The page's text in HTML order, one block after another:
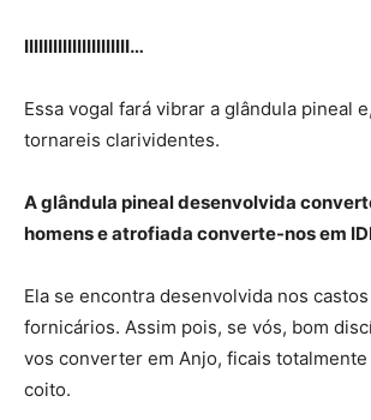
IIIIIIIIIIIIIIIIIIIIII…
Essa vogal fará vibrar a glândula pineal
tornareis clarividentes.
A glândula pineal desenvolvida
homens e atrofiada converte-nos em
Ela se encontra desenvolvida nos
fornicários. Assim pois, se vós, bom
vos converter em Anjo, ficais
coito.